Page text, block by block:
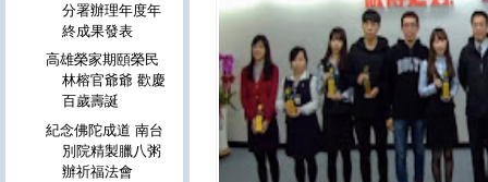
分署辦理年度年
終成果發表
高雄榮家期頤榮民
林榕官爺爺 歡慶
百歲壽誕
紀念佛陀成道 南台
別院精製臘八粥
辦祈福法會